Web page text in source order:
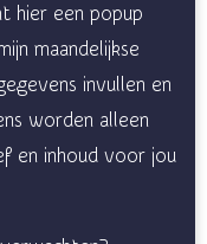
hier een popup
maandelijkse
invullen en
worden alleen
en inhoud voor jou